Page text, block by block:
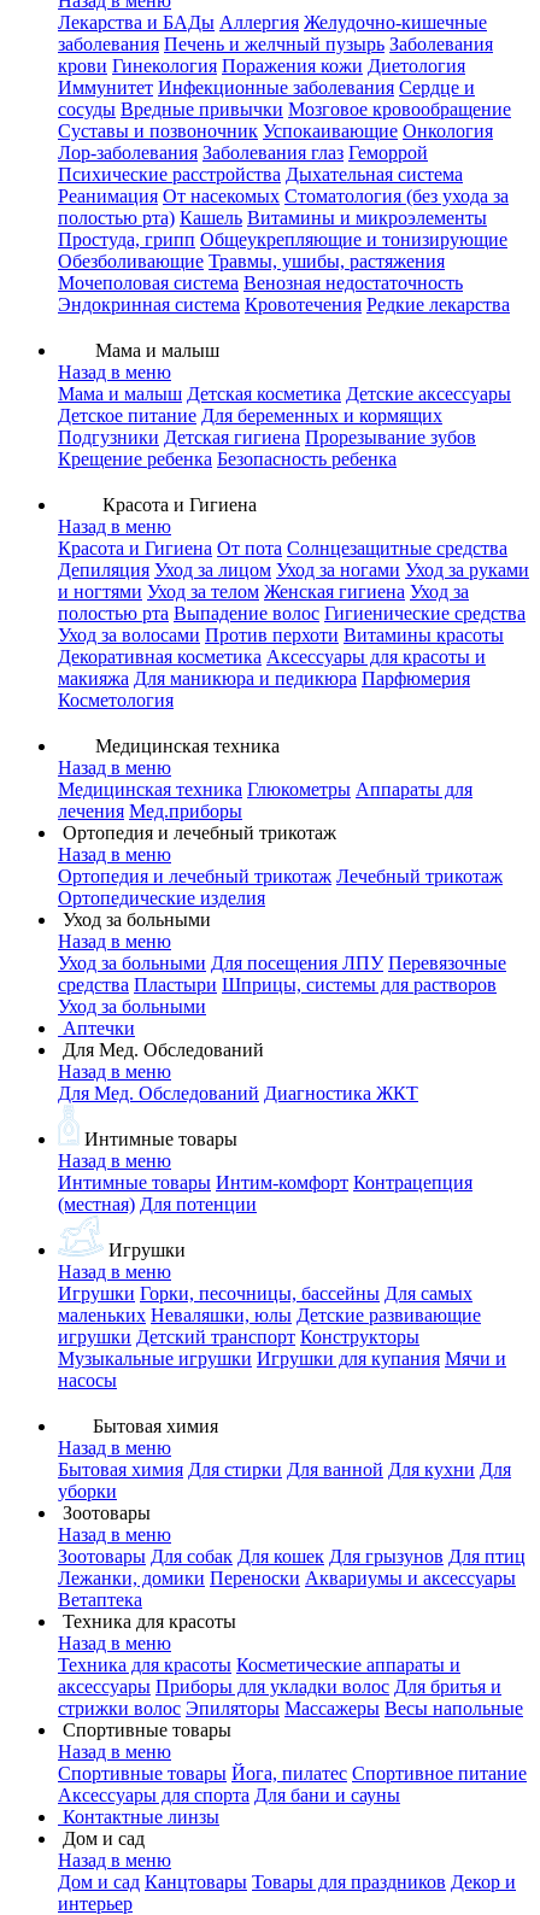
Лекарства и БАДы Аллергия Желудочно-кишечные
заболевания Печень и желчный пузырь Заболевания
крови Гинекология Поражения кожи Диетология
Иммунитет Инфекционные заболевания Сердце и
сосуды Вредные привычки Мозговое кровообращение
Суставы и позвоночник Успокаивающие Онкология
Лор-заболевания Заболевания глаз Геморрой
Психические расстройства Дыхательная система
Реанимация От насекомых Стоматология (без ухода за
полостью рта) Кашель Витамины и микроэлементы
Простуда, грипп Общеукрепляющие и тонизирующие
Обезболивающие Травмы, ушибы, растяжения
Мочеполовая система Венозная недостаточность
Эндокринная система Кровотечения Редкие лекарства
Мама и малыш
Назад в меню
Мама и малыш Детская косметика Детские аксессуары
Детское питание Для беременных и кормящих
Подгузники Детская гигиена Прорезывание зубов
Крещение ребенка Безопасность ребенка
Красота и Гигиена
Назад в меню
Красота и Гигиена От пота Солнцезащитные средства
Депиляция Уход за лицом Уход за ногами Уход за руками
и ногтями Уход за телом Женская гигиена Уход за
полостью рта Выпадение волос Гигиенические средства
Уход за волосами Против перхоти Витамины красоты
Декоративная косметика Аксессуары для красоты и
макияжа Для маникюра и педикюра Парфюмерия
Косметология
Медицинская техника
Назад в меню
Медицинская техника Глюкометры Аппараты для
лечения Мед.приборы
Ортопедия и лечебный трикотаж
Назад в меню
Ортопедия и лечебный трикотаж Лечебный трикотаж
Ортопедические изделия
Уход за больными
Назад в меню
Уход за больными Для посещения ЛПУ Перевязочные
средства Пластыри Шприцы, системы для растворов
Уход за больными
Аптечки
Для Мед. Обследований
Назад в меню
Для Мед. Обследований Диагностика ЖКТ
Интимные товары
Назад в меню
Интимные товары Интим-комфорт Контрацепция
(местная) Для потенции
Игрушки
Назад в меню
Игрушки Горки, песочницы, бассейны Для самых
маленьких Неваляшки, юлы Детские развивающие
игрушки Детский транспорт Конструкторы
Музыкальные игрушки Игрушки для купания Мячи и
насосы
Бытовая химия
Назад в меню
Бытовая химия Для стирки Для ванной Для кухни Для
уборки
Зоотовары
Назад в меню
Зоотовары Для собак Для кошек Для грызунов Для птиц
Лежанки, домики Переноски Аквариумы и аксессуары
Ветаптека
Техника для красоты
Назад в меню
Техника для красоты Косметические аппараты и
аксессуары Приборы для укладки волос Для бритья и
стрижки волос Эпиляторы Массажеры Весы напольные
Спортивные товары
Назад в меню
Спортивные товары Йога, пилатес Спортивное питание
Аксессуары для спорта Для бани и сауны
Контактные линзы
Дом и сад
Назад в меню
Дом и сад Канцтовары Товары для праздников Декор и
интерьер